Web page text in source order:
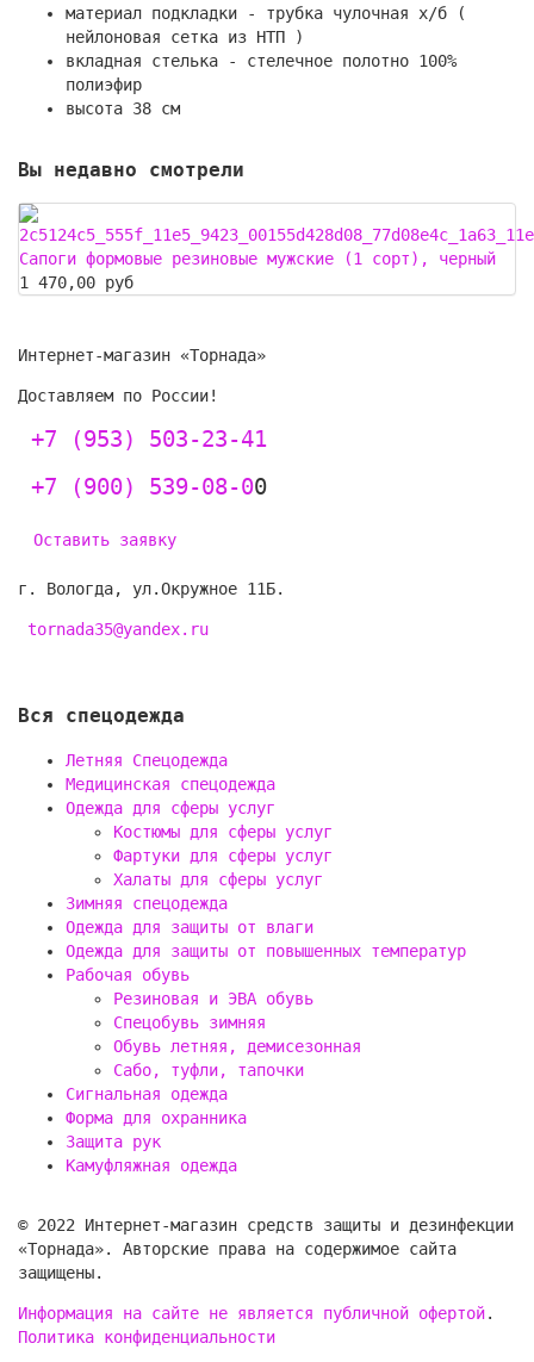
материал подкладки - трубка чулочная х/б (
нейлоновая сетка из НТП )
вкладная стелька - стелечное полотно 100%
полиэфир
высота 38 см
Вы недавно смотрели
Сапоги формовые резиновые мужские (1 сорт), черный
1 470,00 руб
Интернет-магазин «Торнада»
Доставляем по России!
+7 (953) 503-23-41
+7 (900) 539-08-00
Оставить заявку
г. Вологда, ул.Окружное 11Б.
tornada35@yandex.ru
Вся спецодежда
Летняя Спецодежда
Медицинская спецодежда
Одежда для сферы услуг
Костюмы для сферы услуг
Фартуки для сферы услуг
Халаты для сферы услуг
Зимняя спецодежда
Одежда для защиты от влаги
Одежда для защиты от повышенных температур
Рабочая обувь
Резиновая и ЭВА обувь
Спецобувь зимняя
Обувь летняя, демисезонная
Сабо, туфли, тапочки
Сигнальная одежда
Форма для охранника
Защита рук
Камуфляжная одежда
© 2022 Интернет-магазин средств защиты и дезинфекции
«Торнада». Авторские права на содержимое сайта
защищены.
Информация на сайте не является публичной офертой.
Политика конфиденциальности